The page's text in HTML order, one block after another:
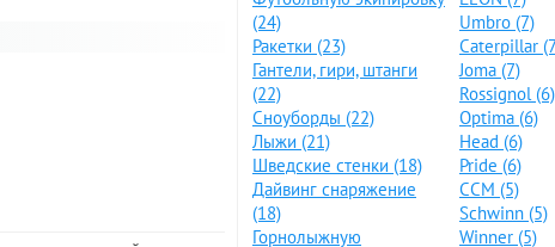
(24)
Ракетки (23)
Гантели, гири, штанги
(22)
Сноуборды (22)
Лыжи (21)
Шведские стенки (18)
Дайвинг снаряжение
(18)
Горнолыжную
Umbro (7)
Caterpillar
Joma (7)
Rossignol (6)
Optima (6)
Head (6)
Pride (6)
CCM (5)
Schwinn (5)
Winner (5)